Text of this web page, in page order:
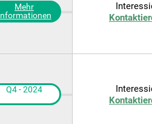
Mehr
Q4 - 2024